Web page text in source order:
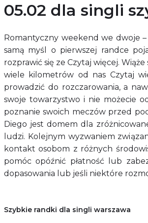
05.02 dla singli
Romantyczny weekend we dwoje
samą myśl o pierwszej randce
rozprawić się ze Czytaj więcej.
wiele kilometrów od nas Czytaj
prowadzić do rozczarowania, a
swoje towarzystwo i nie możecie
poznanie swoich meczów przed
Diego jest domem dla
ludzi. Kolejnym wyzwaniem
kontakt osobom z różnych
pomóc opóźnić płatność lub
dopasowania lub jeśli niektóre
Szybkie randki dla singli warszawa